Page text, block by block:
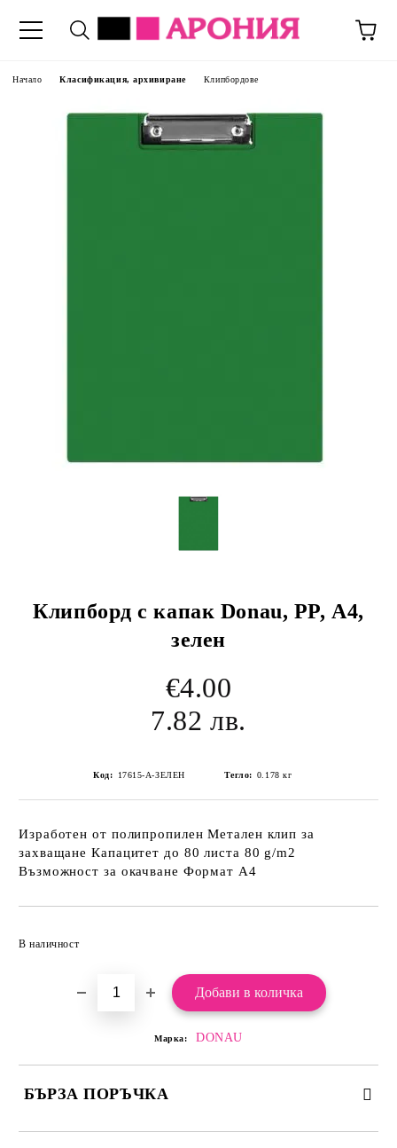
Начало Класификация, архивиране Клипбордове
Клипборд с капак Donau, PP, А4,
зелен
€4.00
7.82 лв.
Код: 17615-А-ЗЕЛЕН Тегло: 0.178 кг
Изработен от полипропилен Метален клип за
захващане Капацитет до 80 листа 80 g/m2
Възможност за окачване Формат А4
В наличност
Марка: DONAU
БЪРЗА ПОРЪЧКА